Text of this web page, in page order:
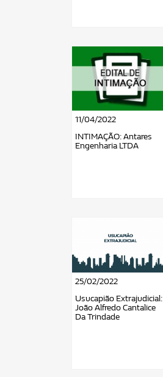
11/04/2022
INTIMAÇÃO: Antares
Engenharia LTDA
25/02/2022
Usucapião Extrajudicial:
João Alfredo Cantalice
Da Trindade